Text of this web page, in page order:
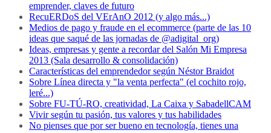
emprender, claves de futuro
RecuERDoS del VErAnO 2012 (y algo más...)
Medios de pago y fraude en el ecommerce (parte de las 10
ideas que saqué de las jornadas de @adigital_org)
Ideas, empresas y gente a recordar del Salón Mi Empresa
2013 (Sala desarrollo & consolidación)
Características del emprendedor según Néstor Braidot
Sobre Línea directa y "la venta perfecta" (el cochito rojo,
leré...)
Sobre FU-TÚ-RO, creatividad, La Caixa y SabadellCAM
Vivir según tu pasión, tus valores y tus habilidades
No pienses que por ser bueno en tecnología, tienes una